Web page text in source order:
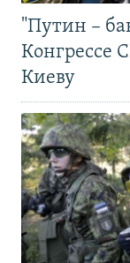
"Путин –
Конгрессе
Киеву